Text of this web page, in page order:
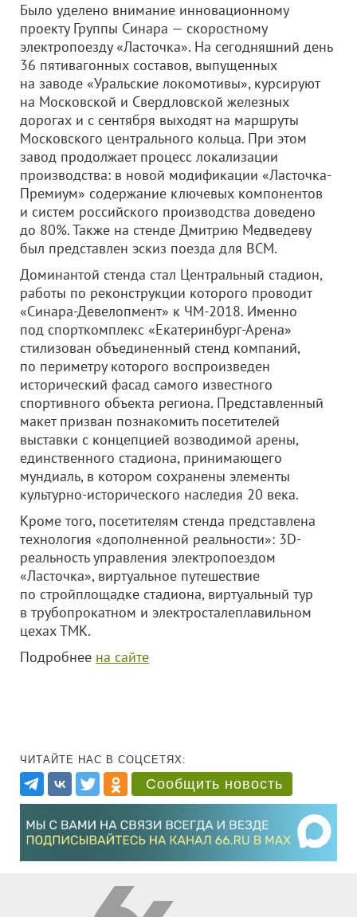
Было уделено внимание инновационному
проекту Группы Синара — скоростному
электропоезду «Ласточка». На сегодняшний день
36 пятивагонных составов, выпущенных
на заводе «Уральские локомотивы», курсируют
на Московской и Свердловской железных
дорогах и с сентября выходят на маршруты
Московского центрального кольца. При этом
завод продолжает процесс локализации
производства: в новой модификации «Ласточка-
Премиум» содержание ключевых компонентов
и систем российского производства доведено
до 80%. Также на стенде Дмитрию Медведеву
был представлен эскиз поезда для ВСМ.
Доминантой стенда стал Центральный стадион,
работы по реконструкции которого проводит
«Синара-Девелопмент» к ЧМ-2018. Именно
под спорткомплекс «Екатеринбург-Арена»
стилизован объединенный стенд компаний,
по периметру которого воспроизведен
исторический фасад самого известного
спортивного объекта региона. Представленный
макет призван познакомить посетителей
выставки с концепцией возводимой арены,
единственного стадиона, принимающего
мундиаль, в котором сохранены элементы
культурно-исторического наследия 20 века.
Кроме того, посетителям стенда представлена
технология «дополненной реальности»: 3D-
реальность управления электропоездом
«Ласточка», виртуальное путешествие
по стройплощадке стадиона, виртуальный тур
в трубопрокатном и электросталеплавильном
цехах ТМК.
Подробнее на сайте
ЧИТАЙТЕ НАС В СОЦСЕТЯХ:
Сообщить новость